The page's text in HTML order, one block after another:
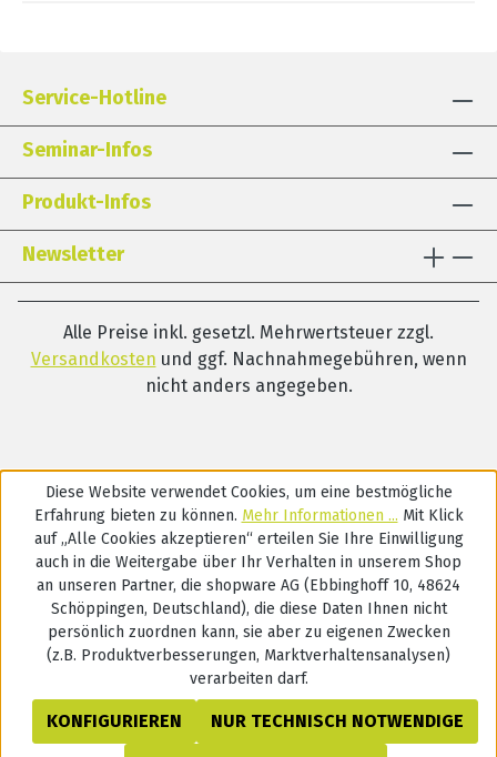
Service-Hotline
Seminar-Infos
Produkt-Infos
Newsletter
Alle Preise inkl. gesetzl. Mehrwertsteuer zzgl.
Versandkosten und ggf. Nachnahmegebühren, wenn
nicht anders angegeben.
Diese Website verwendet Cookies, um eine bestmögliche
Erfahrung bieten zu können. Mehr Informationen ... Mit Klick
auf „Alle Cookies akzeptieren“ erteilen Sie Ihre Einwilligung
auch in die Weitergabe über Ihr Verhalten in unserem Shop
an unseren Partner, die shopware AG (Ebbinghoff 10, 48624
Schöppingen, Deutschland), die diese Daten Ihnen nicht
persönlich zuordnen kann, sie aber zu eigenen Zwecken
(z.B. Produktverbesserungen, Marktverhaltensanalysen)
verarbeiten darf.
NUR TECHNISCH NOTWENDIGE
KONFIGURIEREN